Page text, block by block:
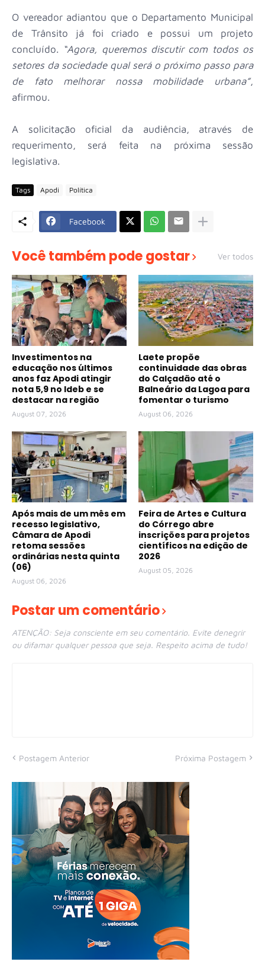
O vereador adiantou que o Departamento Municipal
de Trânsito já foi criado e possui um projeto
concluído. “Agora, queremos discutir com todos os
setores da sociedade qual será o próximo passo para
de fato melhorar nossa mobilidade urbana”,
afirmou.
A solicitação oficial da audiência, através de
requerimento, será feita na próxima sessão
legislativa.
Tags Apodi Política
Facebook
Você também pode gostar Ver todos
Investimentos na
educação nos últimos
anos faz Apodi atingir
nota 5,9 no Ideb e se
destacar na região
August 07, 2026
Laete propõe
continuidade das obras
do Calçadão até o
Balneário da Lagoa para
fomentar o turismo
August 06, 2026
Após mais de um mês em
recesso legislativo,
Câmara de Apodi
retoma sessões
ordinárias nesta quinta
(06)
August 06, 2026
Feira de Artes e Cultura
do Córrego abre
inscrições para projetos
científicos na edição de
2026
August 05, 2026
Postar um comentário
ATENÇÃO: Seja consciente em seu comentário. Evite denegrir
ou difamar qualquer pessoa que seja. Respeito acima de tudo!
Postagem Anterior Próxima Postagem